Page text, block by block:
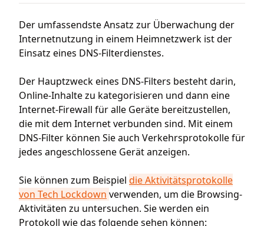
Der umfassendste Ansatz zur Überwachung der
Internetnutzung in einem Heimnetzwerk ist der
Einsatz eines DNS-Filterdienstes.
Der Hauptzweck eines DNS-Filters besteht darin,
Online-Inhalte zu kategorisieren und dann eine
Internet-Firewall für alle Geräte bereitzustellen,
die mit dem Internet verbunden sind. Mit einem
DNS-Filter können Sie auch Verkehrsprotokolle für
jedes angeschlossene Gerät anzeigen.
Sie können zum Beispiel die Aktivitätsprotokolle
von Tech Lockdown verwenden, um die Browsing-
Aktivitäten zu untersuchen. Sie werden ein
Protokoll wie das folgende sehen können: